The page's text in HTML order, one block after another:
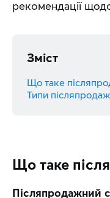
рекомендації
Зміст
Що таке
Типи
Що таке
Післяпродажний